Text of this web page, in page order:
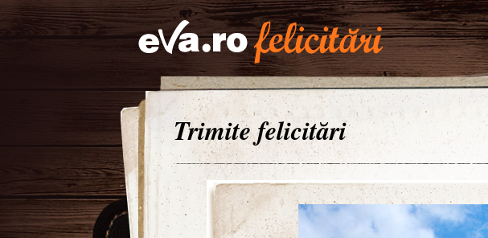
Trimite felicitări